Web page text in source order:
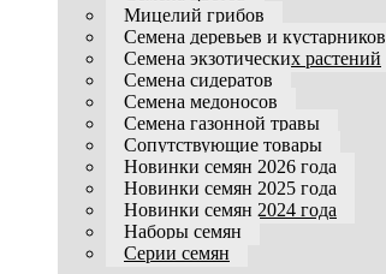
Мицелий грибов
Семена деревьев и кустарников
Семена экзотических растений
Семена сидератов
Семена медоносов
Семена газонной травы
Сопутствующие товары
Новинки семян 2026 года
Новинки семян 2025 года
Новинки семян 2024 года
Наборы семян
Серии семян